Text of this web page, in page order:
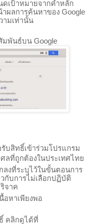
เป้าหมายจากคำหลัก
ลการค้นหาของ Google
ามเท่านั้น
มพันธ์บน Google
บสิทธิ์เข้าร่วมโปรแกรม
ลที่ถูกต้องในประเทศไทย
งที่ระบุไว้ในขั้นตอนการ
กับการไม่เลือกปฏิบัติ
จาค
อหาเพียงพอ